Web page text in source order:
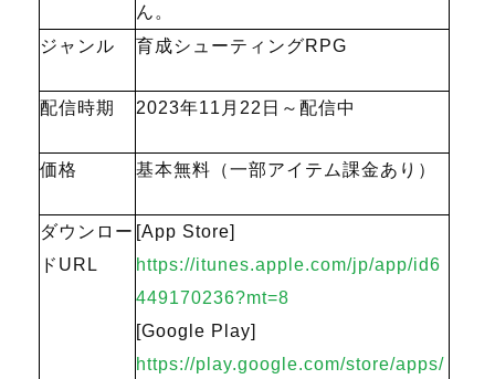
ん。
ジャンル
育成シューティングRPG
配信時期 2023年11月22日～配信中
価格 基本無料（一部アイテム課金あり）
ダウンロー
ドURL
[App Store]
https://itunes.apple.com/jp/app/id6
449170236?mt=8
[Google Play]
https://play.google.com/store/apps/